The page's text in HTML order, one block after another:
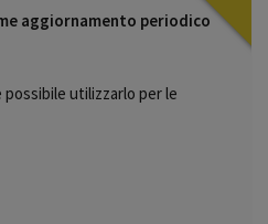
aggiornamento periodico
utilizzarlo per le